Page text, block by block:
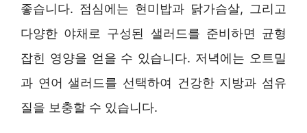
좋습니다. 점심에는 현미밥과 닭가슴살, 그리고
다양한 야채로 구성된 샐러드를 준비하면 균형
잡힌 영양을 얻을 수 있습니다. 저녁에는 오트밀
과 연어 샐러드를 선택하여 건강한 지방과 섬유
질을 보충할 수 있습니다.